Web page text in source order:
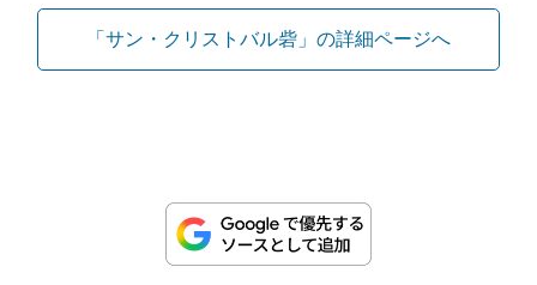
「サン・クリストバル砦」の詳細ページへ